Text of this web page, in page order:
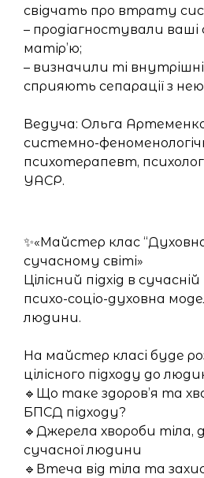
свідчать про втрату
– продіагностували
матір’ю;
– визначили ті
сприяють сепарації з
Ведуча: Ольга
системно-
психотерапевт,
УАСР.
✨«Майстер клас
сучасному світі»
Цілісний підхід в
психо-соціо-духовна
людини.
На майстер класі буде
цілісного підходу до
🔹Що таке здоров’я та
БПСД підходу?
🔹Джерела хвороби тіла,
сучасної людини
🔹Втеча від тіла та